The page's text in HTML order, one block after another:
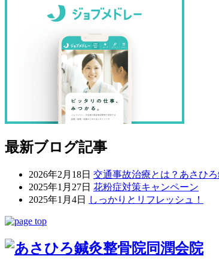
最新ブログ記事
2026年2月18日 交通事故治療とは？あさひ
2025年1月27日 花粉症対策キャンペーン
2025年1月4日
しっかりとリフレッシュ！